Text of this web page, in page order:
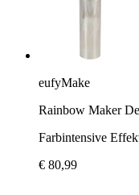
eufyMake
Rainbow Maker
Farbintensive
€ 80,99